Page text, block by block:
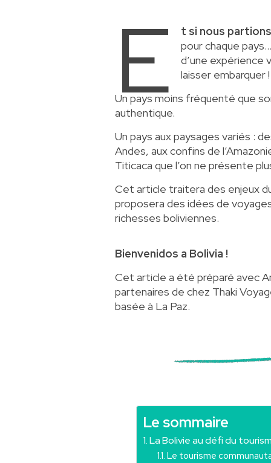
E
t si nous
pour chaque
d’une expérience
laisser embarquer
Un pays moins fréquenté que
authentique.
Un pays aux paysages variés :
Andes, aux confins de
Titicaca que l’on ne présente
Cet article traitera des enjeux
proposera des idées de
richesses boliviennes.
Bienvenidos a Bolivia !
Cet article a été préparé avec
partenaires de chez Thaki
basée à La Paz.
Le sommaire
La Bolivie au défi du
Le tourisme